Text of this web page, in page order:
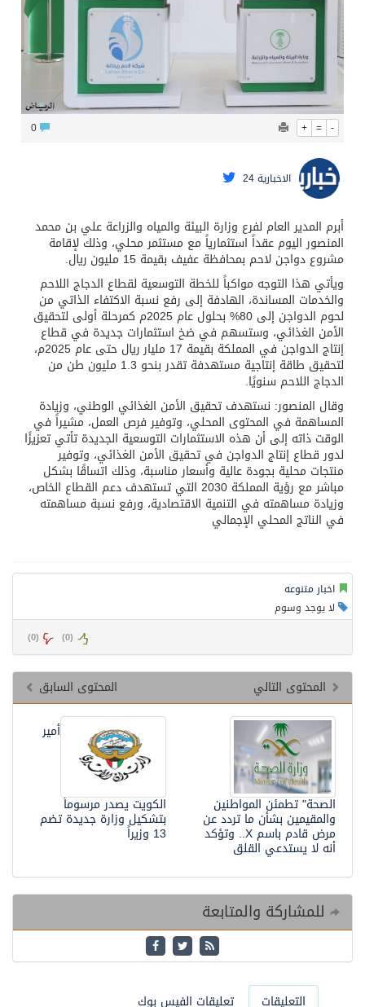
+ = -
الاخبارية 24
أبرم المدير العام لفرع وزارة البيئة والمياه والزراعة علي بن محمد
المنصور اليوم عقداً استثمارياً مع مستثمر محلي، وذلك لإقامة
مشروع دواجن لاحم بمحافظة عفيف بقيمة 15 مليون ريال.
ويأتي هذا التوجه مواكباً للخطة التوسعية لقطاع الدجاج اللاحم
والخدمات المساندة، الهادفة إلى رفع نسبة الاكتفاء الذاتي من
لحوم الدواجن إلى 80% بحلول عام 2025م كمرحلة أولى لتحقيق
الأمن الغذائي، وستسهم في ضخ استثمارات جديدة في قطاع
إنتاج الدواجن في المملكة بقيمة 17 مليار ريال حتى عام 2025م،
لتحقيق طاقة إنتاجية مستهدفة تقدر بنحو 1.3 مليون طن من
الدجاج اللاحم سنويًا.
وقال المنصور: نستهدف تحقيق الأمن الغذائي الوطني، وزيادة
المساهمة في المحتوى المحلي، وتوفير فرص العمل، مشيراً في
الوقت ذاته إلى أن هذه الاستثمارات التوسعية الجديدة تأتي تعزيزًا
لدور قطاع إنتاج الدواجن في تحقيق الأمن الغذائي، وتوفير
منتجات محلية بجودة عالية وأسعار مناسبة، وذلك اتساقًا بشكل
مباشر مع رؤية المملكة 2030 التي تستهدف دعم القطاع الخاص،
وزيادة مساهمته في التنمية الاقتصادية، ورفع نسبة مساهمته
في الناتج المحلي الإجمالي
اخبار متنوعه
لا يوجد وسوم
(
0
) (
0
)
المحتوى السابق
المحتوى التالي
أمير
الكويت يصدر مرسوماً
بتشكيل وزارة جديدة تضم
13 وزيراً
الصحة" تطمئن المواطنين
والمقيمين بشأن ما تردد عن
مرض قادم باسم X.. وتؤكد
أنه لا يستدعي القلق
للمشاركة والمتابعة
التعليقات تعليقات الفيس بوك